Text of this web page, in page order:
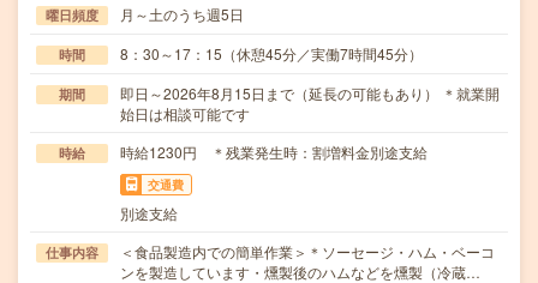
曜日頻度 月～土のうち週5日
時間 8：30～17：15（休憩45分／実働7時間45分）
期間
即日～2026年8月15日まで（延長の可能もあり） ＊就業開
始日は相談可能です
時給 時給1230円 ＊残業発生時：割増料金別途支給
交通費
別途支給
仕事内容
＜食品製造内での簡単作業＞＊ソーセージ・ハム・ベーコ
ンを製造しています・燻製後のハムなどを燻製（冷蔵…